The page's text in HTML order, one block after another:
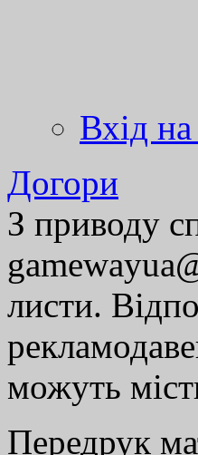
Вхід
Догори
З приводу
листи.
можуть
Передрук